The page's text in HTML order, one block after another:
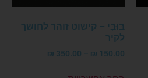
בּוּבִּי – קישוט זוהר לחושך
לקיר
150.00
₪
–
350.00
₪